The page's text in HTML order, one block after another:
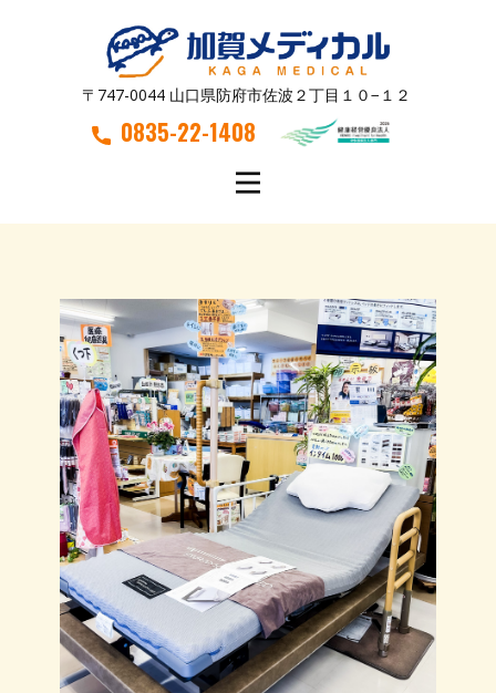
〒747-0044 山口県防府市佐波２丁目１０−１２
0835-22-1408